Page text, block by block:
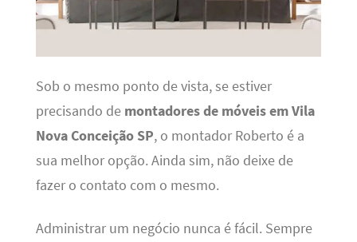
Sob o mesmo ponto de vista, se estiver
precisando de montadores de móveis em Vila
Nova Conceição SP, o montador Roberto é a
sua melhor opção. Ainda sim, não deixe de
fazer o contato com o mesmo.
Administrar um negócio nunca é fácil. Sempre